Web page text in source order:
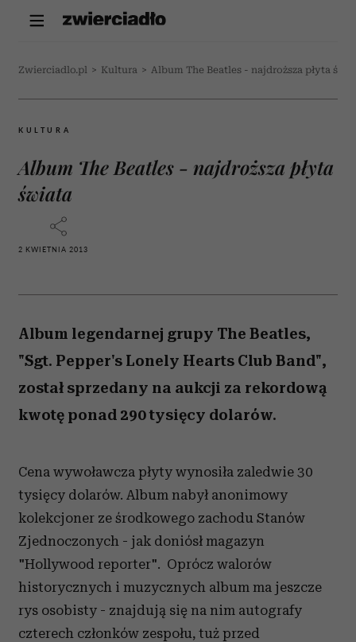
Zwierciadlo.pl > Kultura > Album The Beatles - najdroższa płyta
KULTURA
Album The Beatles - najdroższa płyta
świata
2 KWIETNIA 2013
Album legendarnej grupy The Beatles,
"Sgt. Pepper's Lonely Hearts Club Band",
został sprzedany na aukcji za rekordową
kwotę ponad 290 tysięcy dolarów.
Cena wywoławcza płyty wynosiła zaledwie 30
tysięcy dolarów. Album nabył anonimowy
kolekcjoner ze środkowego zachodu Stanów
Zjednoczonych - jak doniósł magazyn
"Hollywood reporter". Oprócz walorów
historycznych i muzycznych album ma jeszcze
rys osobisty - znajdują się na nim autografy
czterech członków zespołu, tuż przed